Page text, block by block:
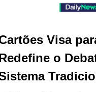
Visa
o